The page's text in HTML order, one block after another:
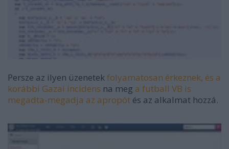
Persze az ilyen üzenetek folyamatosan érkeznek, és a
korábbi Gazai incidens na meg a futball VB is
megadta-megadja az apropót és az alkalmat hozzá.